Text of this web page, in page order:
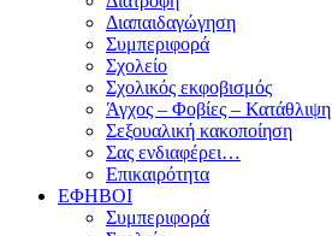
Διαπαιδαγώγηση
Συμπεριφορά
Σχολείο
Σχολικός εκφοβισμός
Άγχος – Φοβίες – Κατάθλιψη
Σεξουαλική κακοποίηση
Σας ενδιαφέρει…
Επικαιρότητα
ΕΦΗΒΟΙ
Συμπεριφορά